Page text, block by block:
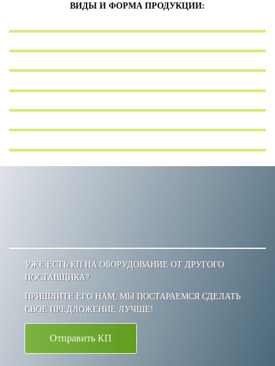
УЖЕ ЕСТЬ КП НА ОБОРУДОВАНИЕ ОТ ДРУГОГО
ПОСТАВЩИКА?
ПРИШЛИТЕ ЕГО НАМ, МЫ ПОСТАРАЕМСЯ СДЕЛАТЬ
СВОЕ ПРЕДЛОЖЕНИЕ ЛУЧШЕ!
Отправить КП
ВИДЫ И ФОРМА ПРОДУКЦИИ: